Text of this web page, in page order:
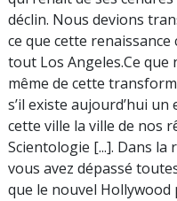
déclin. Nous devions
ce que cette
tout Los Angeles.Ce que
même de cette
s’il existe aujourd’hui
cette ville la ville de nos
Scientologie [...]. Dans
vous avez dépassé
que le nouvel